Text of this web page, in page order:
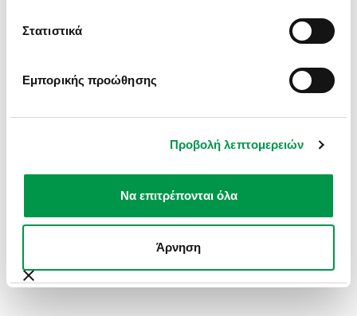
Στατιστικά
Εμπορικής προώθησης
Προβολή λεπτομερειών
Να επιτρέπονται όλα
Άρνηση